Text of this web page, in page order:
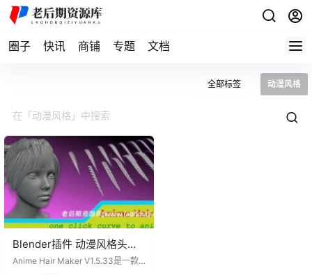
圈子 快讯 商铺 专题 文档
全部标签 动漫风格
Blender插件 动漫风格头发
制作生成器 Anime Hair
Anime Hair Maker V1.5.33是一款